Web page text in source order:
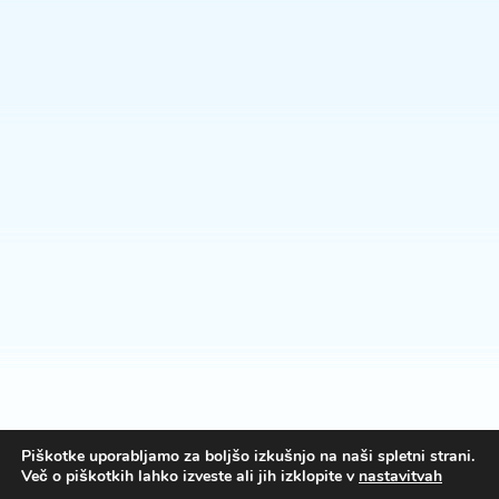
Piškotke uporabljamo za boljšo izkušnjo na naši spletni strani.
Več o piškotkih lahko izveste ali jih izklopite v nastavitvah